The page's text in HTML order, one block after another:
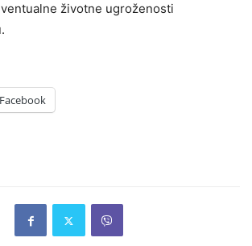
životne ugroženosti
Facebook